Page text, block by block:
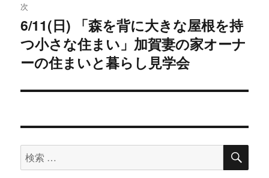
ー
シ
ョ
ン
次
次
の
投
6/11(日) 「森を背に大きな屋根を持
つ小さな住まい」加賀妻の家オーナ
ーの住まいと暮らし見学会
検
索
検